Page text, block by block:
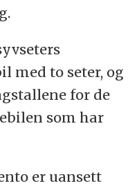
med to seter, og
for de
som har
er uansett